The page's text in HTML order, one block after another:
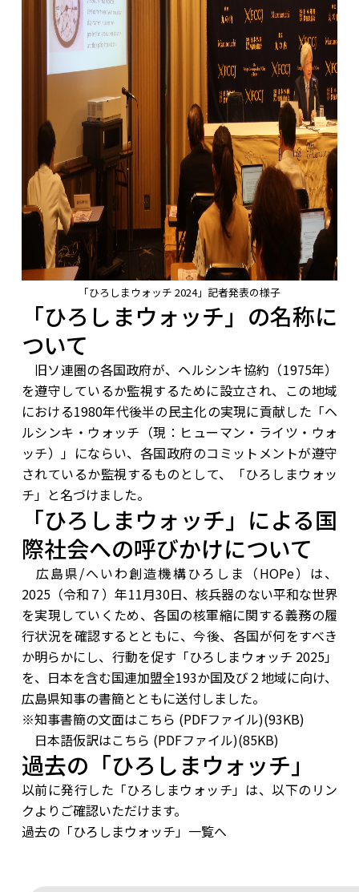
「ひろしまウォッチ 2024」記者発表の様子
「ひろしまウォッチ」の名称に
ついて
旧ソ連圏の各国政府が、ヘルシンキ協約（1975年）
を遵守しているか監視するために設立され、この地域
における1980年代後半の民主化の実現に貢献した「ヘ
ルシンキ・ウォッチ（現：ヒューマン・ライツ・ウォ
ッチ）」にならい、各国政府のコミットメントが遵守
されているか監視するものとして、「ひろしまウォッ
チ」と名づけました。
「ひろしまウォッチ」による国
際社会への呼びかけについて
広島県/へいわ創造機構ひろしま（HOPe）は、
2025（令和７）年11月30日、核兵器のない平和な世界
を実現していくため、各国の核軍縮に関する義務の履
行状況を確認するとともに、今後、各国が何をすべき
か明らかにし、行動を促す「ひろしまウォッチ 2025」
を、日本を含む国連加盟全193か国及び２地域に向け、
広島県知事の書簡とともに送付しました。
※知事書簡の文面はこちら (PDFファイル)(93KB)
日本語仮訳はこちら (PDFファイル)(85KB)
過去の「ひろしまウォッチ」
以前に発行した「ひろしまウォッチ」は、以下のリン
クよりご確認いただけます。​
過去の「ひろしまウォッチ」一覧へ